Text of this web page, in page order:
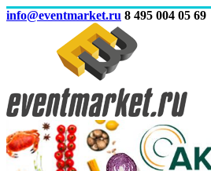
info@eventmarket.ru 8 495 004 05 69